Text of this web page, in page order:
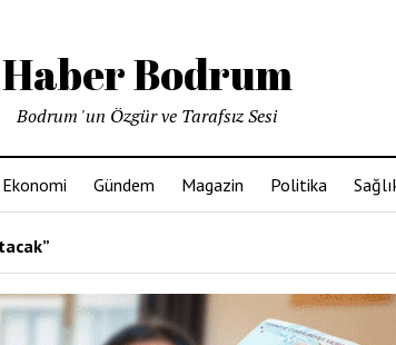
Haber Bodrum
Bodrum 'un Özgür ve Tarafsız Sesi
Ekonomi Gündem Magazin Politika